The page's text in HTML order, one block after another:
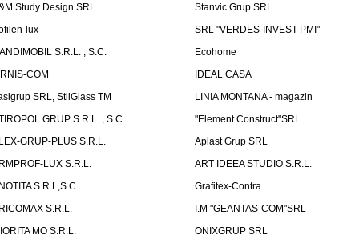
Study Design SRL
Stanvic Grup SRL
lux
SRL "VERDES-INVEST PMI"
S.R.L. , S.C.
Ecohome
COM
IDEAL CASA
SRL, StilGlass TM
LINIA MONTANA - magazin
GRUP S.R.L. , S.C.
"Element Construct"SRL
GRUP-PLUS S.R.L.
Aplast Grup SRL
LUX S.R.L.
ART IDEEA STUDIO S.R.L.
S.R.L,S.C.
Grafitex-Contra
S.R.L.
I.M "GEANTAS-COM"SRL
MO S.R.L.
ONIXGRUP SRL